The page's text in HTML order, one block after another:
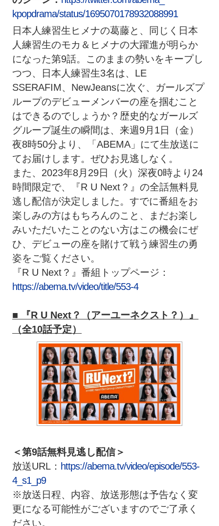
kpopdrama/status/1695070178932088991
日本人練習生ヒメナの葛藤と、同じく日本
人練習生のモカ＆ ヒメナの大躍進が明らか
になった第9話。 このままの勢いをキープし
つつ、日本人練習生3名は、LE
SSERAFIM、NewJeansに次ぐ、 ガールズプ
ループのデビューメンバーの座を掴むこと
はできるのでしょうか？歴史的なガールズ
グループ誕生の瞬間は、 来週9月1日（金）
夜8時50分より、「ABEMA」 にて生放送に
てお届けします。ぜひお見逃しなく。
また、2023年8月29日（火）深夜0時より24
時間限定で、
『R U Next？』の全話無料見
逃し配信が決定しました。 すでに番組をお
楽しみの方はもちろんのこと、
まだお楽し
みいただいたことのない方はこの機会にぜ
ひ、 デビューの座を賭けて戦う練習生の勇
姿をご覧ください。
『R U Next？』番組トップページ：
https://abema.tv/video/title/553-4
■ 『R U Next？（アーユーネクスト？）』
（全10話予定）
＜第9話無料見逃し配信＞
放送URL： https://abema.tv/video/episode/553-
4_s1_p9
※放送日程、内容、 放送形態は予告なく変
更になる可能性がございますのでご了承く
ださい。